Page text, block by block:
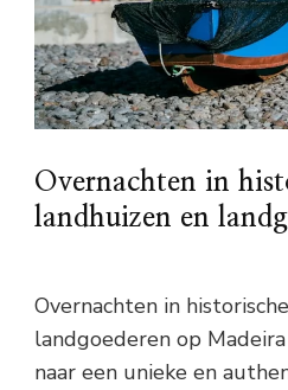
Overnachten in
landhuizen en
Overnachten in
landgoederen op
naar een unieke en